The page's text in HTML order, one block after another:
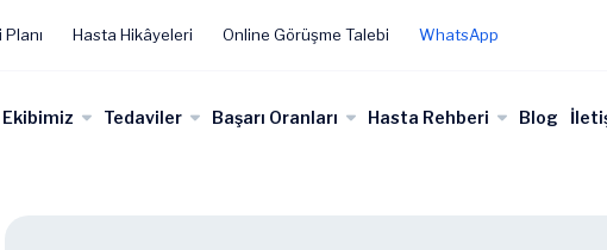
Planı Hasta Hikâyeleri Online Görüşme Talebi WhatsApp
Ekibimiz Tedaviler Başarı Oranları Hasta Rehberi Blog